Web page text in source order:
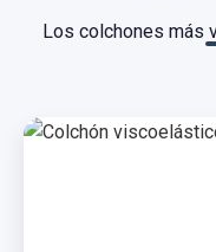
Los colchones más